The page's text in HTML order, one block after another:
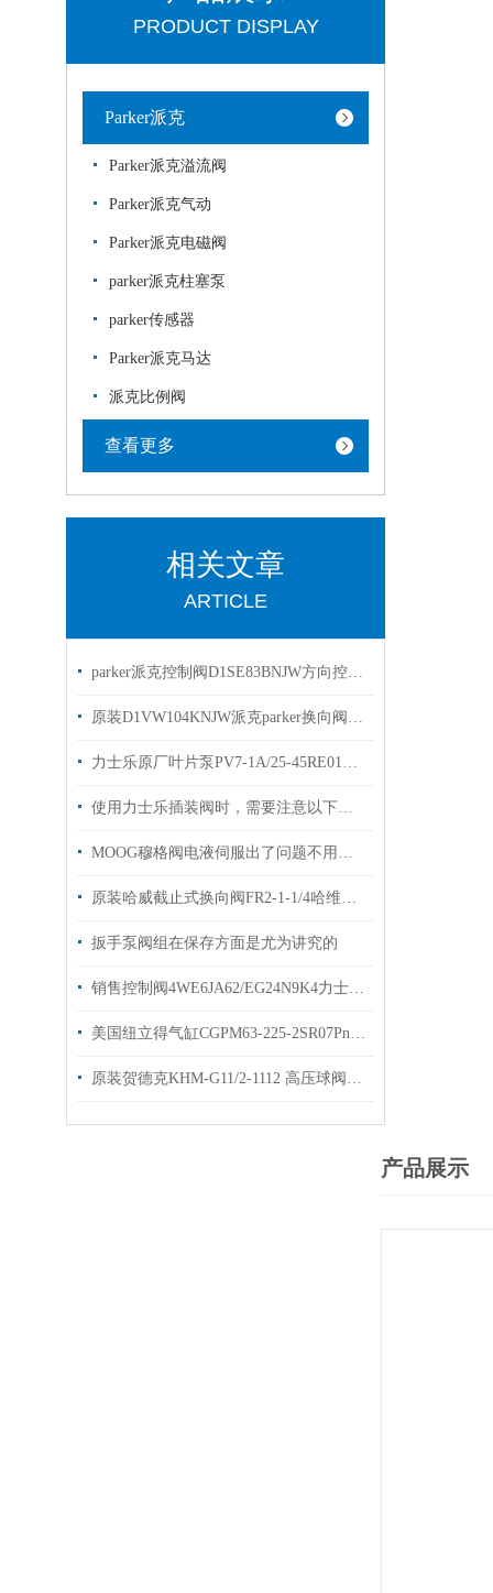
PRODUCT DISPLAY
Parker派克
Parker派克溢流阀
Parker派克气动
Parker派克电磁阀
parker派克柱塞泵
parker传感器
Parker派克马达
派克比例阀
查看更多
相关文章
ARTICLE
parker派克控制阀D1SE83BNJW方向控制阀优势出售
原装D1VW104KNJW派克parker换向阀优势出售选购
力士乐原厂叶片泵PV7-1A/25-45RE01MC0-08现货
使用力士乐插装阀时，需要注意以下几个关键的事项
MOOG穆格阀电液伺服出了问题不用怕，这套办法轻松应对它！
原装哈威截止式换向阀FR2-1-1/4哈维换向阀现货
扳手泵阀组在保存方面是尤为讲究的
销售控制阀4WE6JA62/EG24N9K4力士乐rexroth换向阀
美国纽立得气缸CGPM63-225-2SR07Pneulead现货图片
原装贺德克KHM-G11/2-1112 高压球阀hydac型号齐全
产品展示